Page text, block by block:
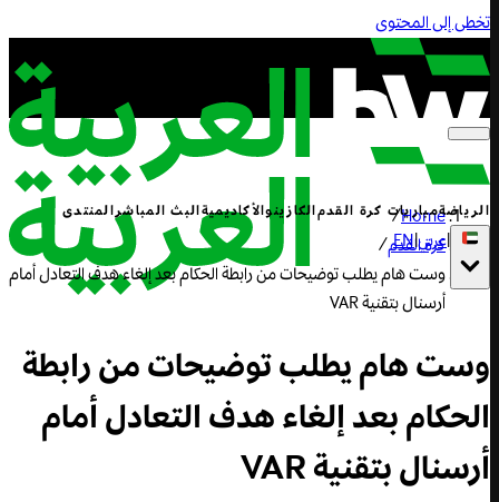
تخطى إلى المحتوى
الرياضةمباريات كرة القدمالكازينوالأكاديميةالبث المباشرالمنتدى
|عربي|
EN
Home
/
كرة القدم/
وست هام يطلب توضيحات من رابطة الحكام بعد إلغاء هدف التعادل أمام
أرسنال بتقنية VAR
وست هام يطلب توضيحات من رابطة
الحكام بعد إلغاء هدف التعادل أمام
أرسنال بتقنية VAR